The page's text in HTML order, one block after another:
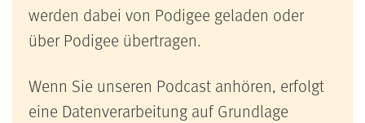
werden dabei von Podigee geladen oder
über Podigee übertragen.
Wenn Sie unseren Podcast anhören, erfolgt
eine Datenverarbeitung auf Grundlage